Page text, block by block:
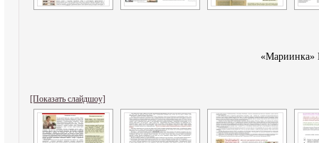
«Мариинка»
[Показать слайдшоу]